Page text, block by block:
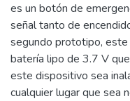
es un botón de
señal tanto de
segundo prototipo,
batería lipo de 3.7 V
este dispositivo sea
cualquier lugar que sea